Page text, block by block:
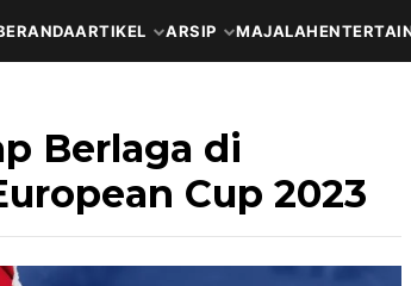
ARTIKEL ARSIP MAJALAH
Berlaga di
Cup 2023